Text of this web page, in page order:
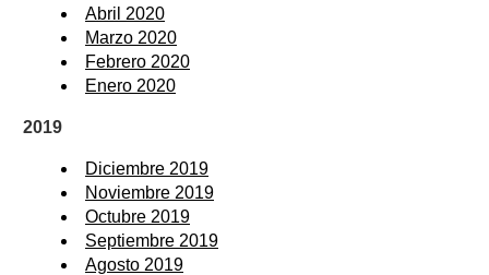
Abril 2020
Marzo 2020
Febrero 2020
Enero 2020
2019
Diciembre 2019
Noviembre 2019
Octubre 2019
Septiembre 2019
Agosto 2019